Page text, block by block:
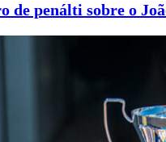
de penálti sobre o